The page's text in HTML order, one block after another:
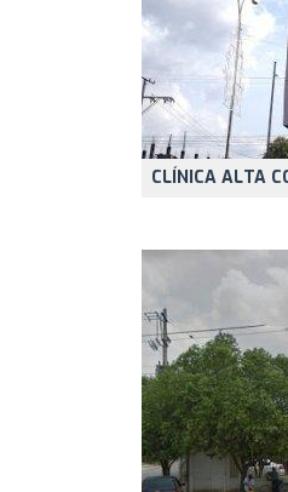
CLÍNICA ALTA